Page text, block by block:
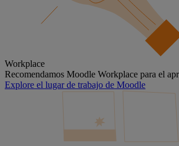
Workplace
Recomendamos Moodle Workplace para el
Explore el lugar de trabajo de Moodle